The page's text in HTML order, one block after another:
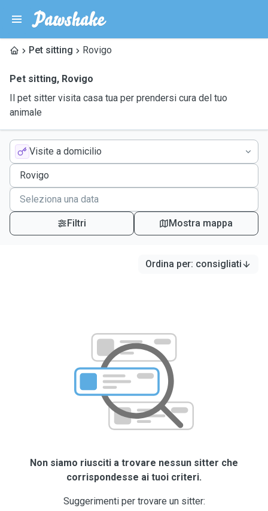
Pet sitting Rovigo
Pet sitting, Rovigo
Il pet sitter visita casa tua per prendersi cura del tuo
animale
Visite a domicilio
Filtri Mostra mappa
Ordina per: consigliati
Non siamo riusciti a trovare nessun sitter che
corrispondesse ai tuoi criteri.
Suggerimenti per trovare un sitter: